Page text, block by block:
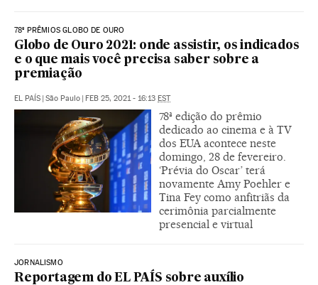
78º PRÊMIOS GLOBO DE OURO
Globo de Ouro 2021: onde assistir, os indicados
e o que mais você precisa saber sobre a
premiação
EL PAÍS | São Paulo | FEB 25, 2021 - 16:13 EST
78ª edição do prêmio
dedicado ao cinema e à TV
dos EUA acontece neste
domingo, 28 de fevereiro.
‘Prévia do Oscar’ terá
novamente Amy Poehler e
Tina Fey como anfitriãs da
cerimônia parcialmente
presencial e virtual
JORNALISMO
Reportagem do EL PAÍS sobre auxílio